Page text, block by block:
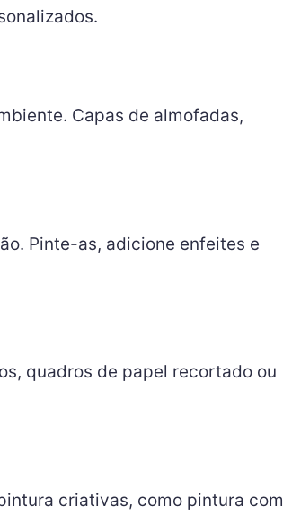
Capas de almofadas,
Pinte-as, adicione enfeites e
quadros de papel recortado ou
criativas, como pintura com